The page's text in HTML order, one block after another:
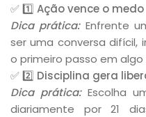
✅1️⃣ Ação vence o medo
Dica prática:Enfrente
ser uma conversa difícil,
o primeiro passo em
✅2️⃣ Disciplina gera
Dica prática:Escolha
diariamente por 21